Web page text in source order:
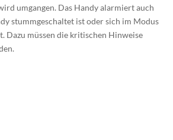
umgangen. Das Handy alarmiert auch
stummgeschaltet ist oder sich im Modus
Dazu müssen die kritischen Hinweise